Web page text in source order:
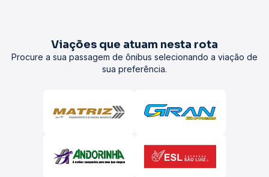
Viações que atuam nesta rota
Procure a sua passagem de ônibus selecionando a viação de
sua preferência.